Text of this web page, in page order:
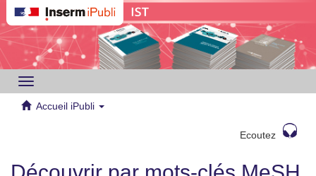
Toggle
navigation
Accueil iPubli
Ecoutez